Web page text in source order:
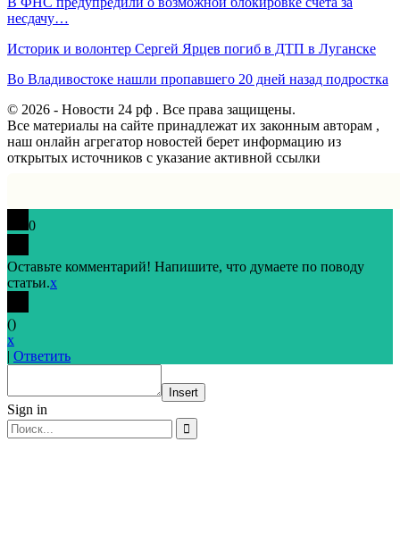
несдачу…
Историк и волонтер Сергей Ярцев погиб в ДТП в Луганске
Во Владивостоке нашли пропавшего 20 дней назад подростка
© 2026 - Новости 24 рф . Все права защищены.
Все материалы на сайте принадлежат их законным авторам ,
наш онлайн агрегатор новостей берет информацию из
открытых источников с указание активной ссылки
0
Оставьте комментарий! Напишите, что думаете по поводу
статьи.x
()
x
| Ответить
Insert
Sign in